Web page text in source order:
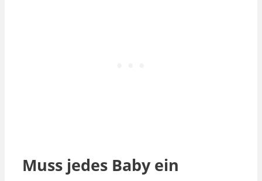
Muss jedes Baby ein